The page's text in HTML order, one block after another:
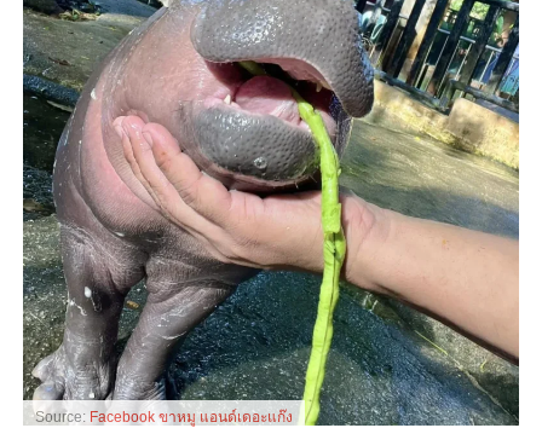
Source: Facebook ขาหมู แอนด์เดอะแก๊ง